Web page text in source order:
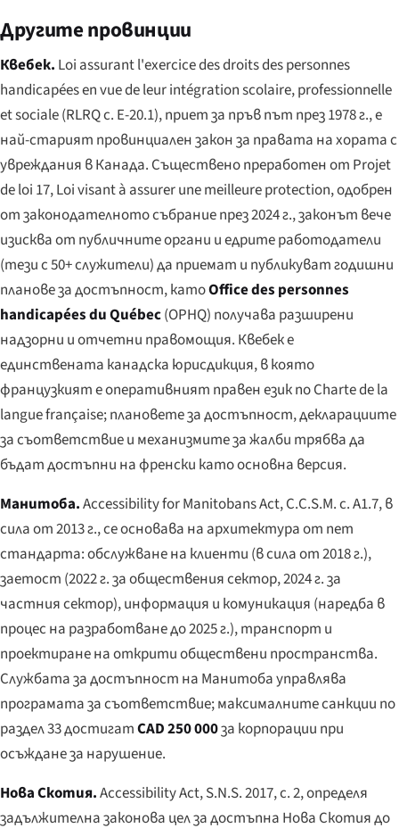
Другите провинции
Квебек. Loi assurant l'exercice des droits des personnes
handicapées en vue de leur intégration scolaire, professionnelle
et sociale(RLRQ c. E-20.1), приет за пръв път през 1978 г., е
най-старият провинциален закон за правата на хората с
увреждания в Канада. Съществено преработен от Projet
de loi 17,Loi visant à assurer une meilleure protection, одобрен
от законодателното събрание през 2024 г., законът вече
изисква от публичните органи и едрите работодатели
(тези с 50+ служители) да приемат и публикуват годишни
планове за достъпност, катоOffice des personnes
handicapées du Québec(OPHQ) получава разширени
надзорни и отчетни правомощия. Квебек е
единствената канадска юрисдикция, в която
французкият е оперативният правен език поCharte de la
langue française; плановете за достъпност, декларациите
за съответствие и механизмите за жалби трябва да
бъдат достъпни на френски като основна версия.
Манитоба.Accessibility for Manitobans Act, C.C.S.M. c. A1.7, в
сила от 2013 г., се основава на архитектура от пет
стандарта: обслужване на клиенти (в сила от 2018 г.),
заетост (2022 г. за обществения сектор, 2024 г. за
частния сектор), информация и комуникация (наредба в
процес на разработване до 2025 г.), транспорт и
проектиране на открити обществени пространства.
Службата за достъпност на Манитоба управлява
програмата за съответствие; максималните санкции по
раздел 33 достигатCAD 250 000за корпорации при
осъждане за нарушение.
Нова Скотия.Accessibility Act, S.N.S. 2017, c. 2, определя
задължителна законова цел за достъпна Нова Скотия до